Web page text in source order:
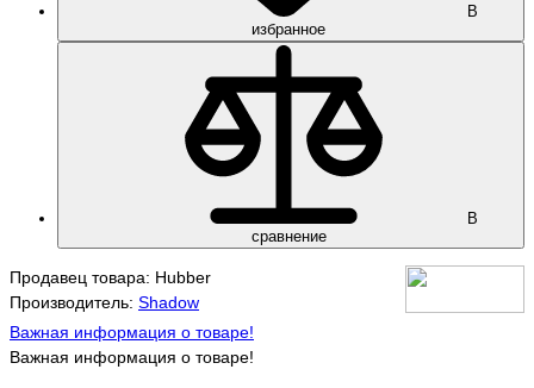
В
избранное
В
сравнение
Продавец товара: Hubber
Производитель: Shadow
Важная информация о товаре!
Важная информация о товаре!